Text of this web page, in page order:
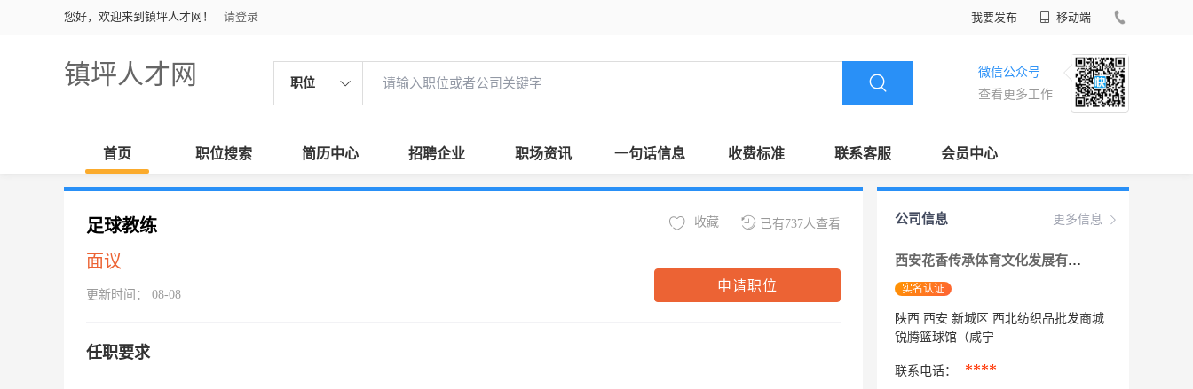
您好，欢迎来到镇坪人才网！ 请登录 我要发布 移动端
镇坪人才网 职位
微信公众号
查看更多工作
首页 职位搜索 简历中心 招聘企业 职场资讯 一句话信息 收费标准 联系客服 会员中心
足球教练
面议
更新时间： 08-08
已有737人查看
收藏
申请职位
任职要求
更多信息
公司信息
西安花香传承体育文化发展有限公司
实名认证
陕西 西安 新城区 西北纺织品批发商城
锐腾篮球馆（咸宁
联系电话： ****